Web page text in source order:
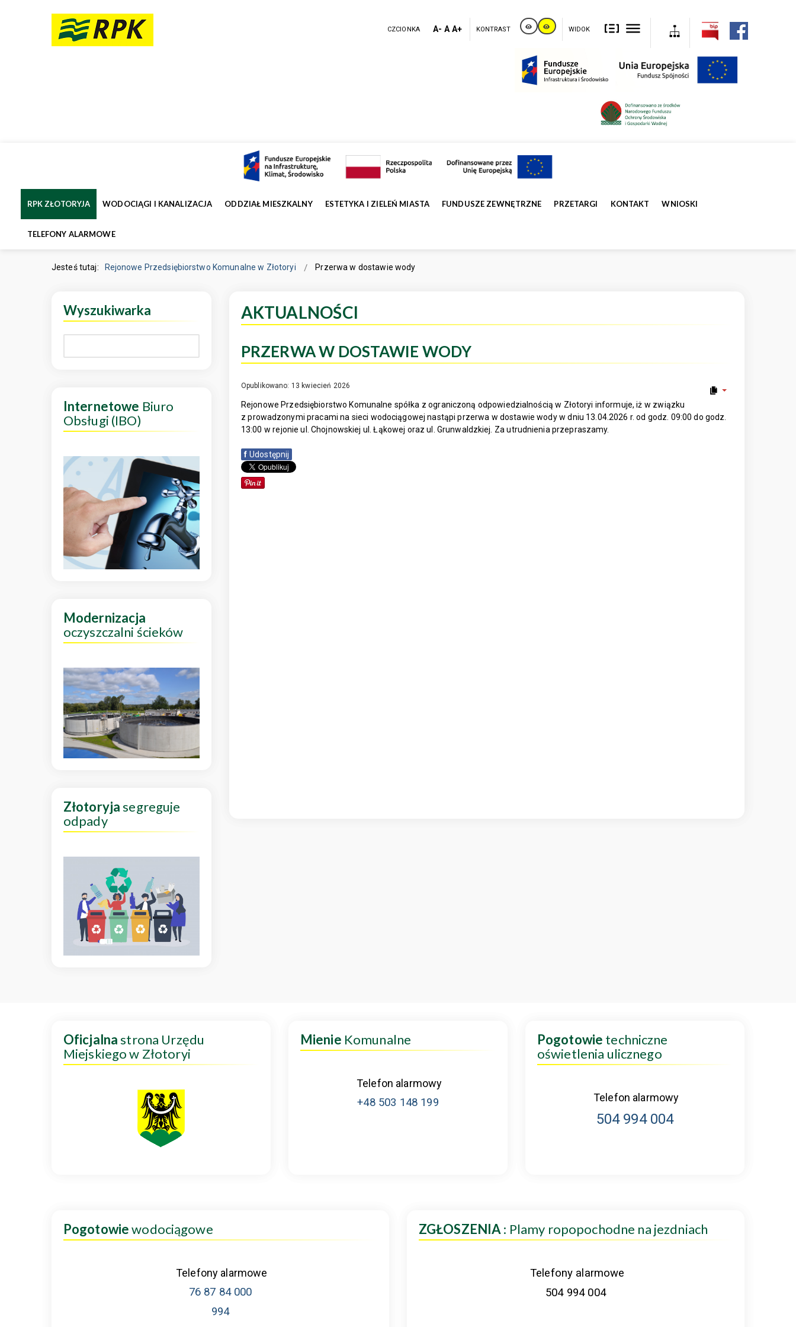
CZCIONKA A- A A+ KONTRAST WIDOK
RPK ZŁOTORYJA WODOCIĄGI I KANALIZACJA ODDZIAŁ MIESZKALNY ESTETYKA I ZIELEŃ MIASTA FUNDUSZE ZEWNĘTRZNE PRZETARGI KONTAKT WNIOSKI
TELEFONY ALARMOWE
Jesteś tutaj: Rejonowe Przedsiębiorstwo Komunalne w Złotoryi Przerwa w dostawie wody
AKTUALNOŚCI
PRZERWA W DOSTAWIE WODY
Opublikowano: 13 kwiecień 2026
Rejonowe Przedsiębiorstwo Komunalne spółka z ograniczoną odpowiedzialnością w Złotoryi informuje, iż w związku
z prowadzonymi pracami na sieci wodociągowej nastąpi przerwa w dostawie wody w dniu 13.04.2026 r. od godz. 09:00 do godz.
13:00 w rejonie ul. Chojnowskiej ul. Łąkowej oraz ul. Grunwaldzkiej. Za utrudnienia przepraszamy.
f Udostępnij
Wyszukiwarka
Internetowe Biuro
Obsługi (IBO)
Modernizacja
oczyszczalni ścieków
Złotoryjasegreguje
odpady
Oficjalnastrona Urzędu
Miejskiego w Złotoryi
Mienie Komunalne
Telefon alarmowy
+48 503 148 199
Pogotowie techniczne
oświetlenia ulicznego
Telefon alarmowy
504 994 004
Pogotowiewodociągowe
Telefony alarmowe
76 87 84 000
994
ZGŁOSZENIA : Plamy ropopochodne na jezdniach
Telefony alarmowe
504 994 004